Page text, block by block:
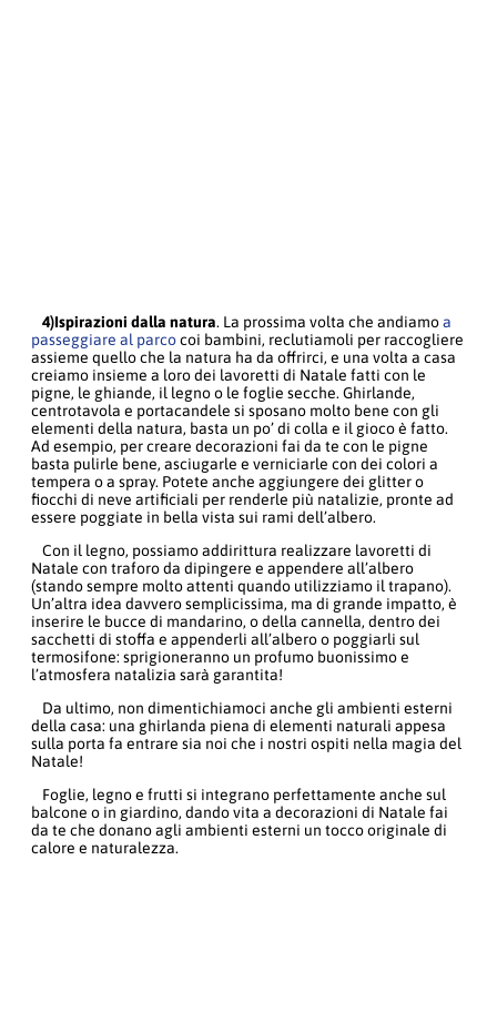
4)Ispirazioni dalla natura. La prossima volta che andiamoa
passeggiare al parcocoi bambini, reclutiamoli per raccogliere
assieme quello che la natura ha da offrirci, e una volta a casa
creiamo insieme a loro dei lavoretti di Natale fatti con le
pigne, le ghiande, il legno o le foglie secche. Ghirlande,
centrotavola e portacandele si sposano molto bene con gli
elementi della natura, basta un po’ di colla e il gioco è fatto.
Ad esempio, per creare decorazioni fai da te con le pigne
basta pulirle bene, asciugarle e verniciarle con dei colori a
tempera o a spray. Potete anche aggiungere dei glitter o
fiocchi di neve artificiali per renderle più natalizie, pronte ad
essere poggiate in bella vista sui rami dell’albero.
Con il legno, possiamo addirittura realizzare lavoretti di
Natale con traforo da dipingere e appendere all’albero
(stando sempre molto attenti quando utilizziamo il trapano).
Un’altra idea davvero semplicissima, ma di grande impatto, è
inserire le bucce di mandarino, o della cannella, dentro dei
sacchetti di stoffa e appenderli all’albero o poggiarli sul
termosifone: sprigioneranno un profumo buonissimo e
l’atmosfera natalizia sarà garantita!
Da ultimo, non dimentichiamoci anche gli ambienti esterni
della casa: una ghirlanda piena di elementi naturali appesa
sulla porta fa entrare sia noi che i nostri ospiti nella magia del
Natale!
Foglie, legno e frutti si integrano perfettamente anche sul
balcone o in giardino, dando vita a decorazioni di Natale fai
da te che donano agli ambienti esterni un tocco originale di
calore e naturalezza.